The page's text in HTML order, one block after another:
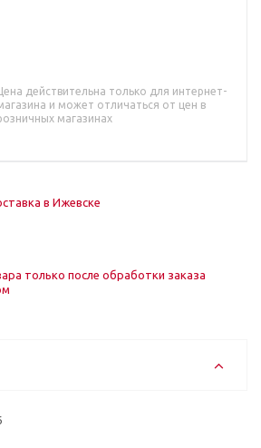
Цена действительна только для интернет-
и может отличаться от цен в
магазинах
в Ижевске
только после обработки заказа